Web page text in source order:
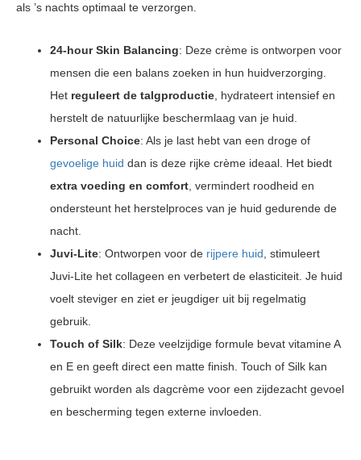
als ’s nachts optimaal te verzorgen.
24-hour Skin Balancing: Deze crème is ontworpen voor
mensen die een balans zoeken in hun huidverzorging.
Het reguleert de talgproductie , hydrateert intensief en
herstelt de natuurlijke beschermlaag van je huid.
Personal Choice: Als je last hebt van een droge of
gevoelige huid dan is deze rijke crème ideaal. Het biedt
extra voeding en comfort , vermindert roodheid en
ondersteunt het herstelproces van je huid gedurende de
nacht.
Juvi-Lite: Ontworpen voor de rijpere huid , stimuleert
Juvi-Lite het collageen en verbetert de elasticiteit. Je huid
voelt steviger en ziet er jeugdiger uit bij regelmatig
gebruik.
Touch of Silk: Deze veelzijdige formule bevat vitamine A
en E en geeft direct een matte finish. Touch of Silk kan
gebruikt worden als dagcrème voor een zijdezacht gevoel
en bescherming tegen externe invloeden.